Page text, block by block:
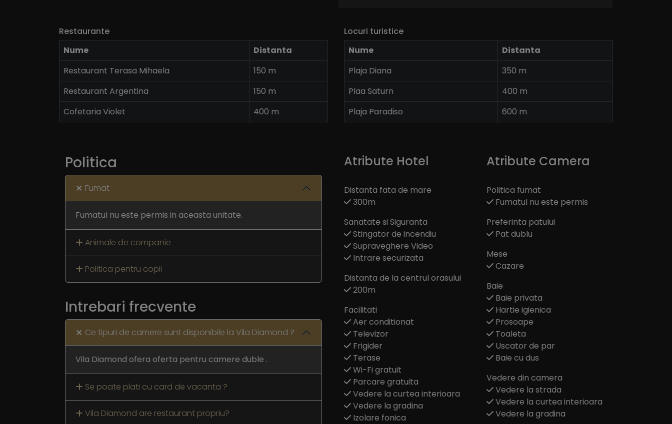
Restaurante
Nume
Distanta
Restaurant Terasa Mihaela
150 m
Restaurant Argentina
150 m
Cofetaria Violet
400 m
Locuri turistice
Nume
Distanta
Plaja Diana
350 m
Plaa Saturn
400 m
Plaja Paradiso
600 m
Politica
Fumat
Fumatul nu este permis in aceasta unitate.
Animale de companie
Politica pentru copii
Intrebari frecvente
Ce tipuri de camere sunt disponibile la Vila Diamond ?
Vila Diamond ofera oferta pentru camere duble .
Se poate plati cu card de vacanta ?
Vila Diamond are restaurant propriu?
Atribute Hotel
Distanta fata de mare
300m
Sanatate si Siguranta
Stingator de incendiu
Supraveghere Video
Intrare securizata
Distanta de la centrul orasului
200m
Facilitati
Aer conditionat
Televizor
Frigider
Terase
Wi-Fi gratuit
Parcare gratuita
Vedere la curtea interioara
Vedere la gradina
Izolare fonica
Atribute Camera
Politica fumat
Fumatul nu este permis
Preferinta patului
Pat dublu
Mese
Cazare
Baie
Baie privata
Hartie igienica
Prosoape
Toaleta
Uscator de par
Baie cu dus
Vedere din camera
Vedere la strada
Vedere la curtea interioara
Vedere la gradina